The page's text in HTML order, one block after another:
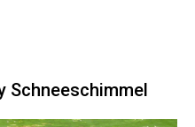
Schneeschimmel